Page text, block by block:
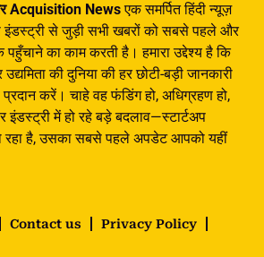
Acquisition Newsएक समर्पित हिंदी न्यूज़
इंडस्ट्री से जुड़ी सभी खबरों को सबसे पहले और
का काम करती है। हमारा उद्देश्य है कि
की दुनिया की हर छोटी-बड़ी जानकारी
करें। चाहे वह फंडिंग हो, अधिग्रहण हो,
इंडस्ट्री में हो रहे बड़े बदलाव—स्टार्टअप
रहा है, उसका सबसे पहले अपडेट आपको यहीं
Contact us Privacy Policy